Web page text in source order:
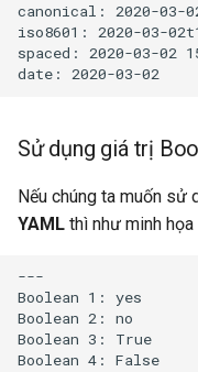
canonical: 2020-03-
iso8601: 2020-03-
spaced: 2020-03-02
Sử dụng giá trị
Nếu chúng ta muốn sử
YAML thì như minh họa
---
Boolean 1: yes
Boolean 2: no
Boolean 3: True
Boolean 4: False